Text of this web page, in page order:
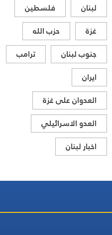
لبنان
فلسطين
غزة
حزب الله
جنوب لبنان
ترامب
ايران
العدوان على غزة
العدو الاسرائيلي
اخبار لبنان